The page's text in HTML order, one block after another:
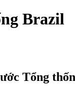
Brazil
Tổng